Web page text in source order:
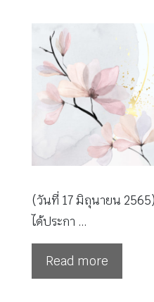
(วันที่ 17 มิถุนายน
ได้ประกา …
Read more